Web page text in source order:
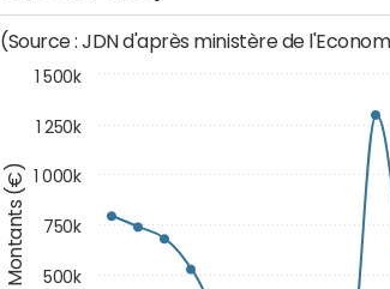
Montants (€)
(Source : JDN d'après ministère de
500k
750k
1 000k
1 250k
1 500k